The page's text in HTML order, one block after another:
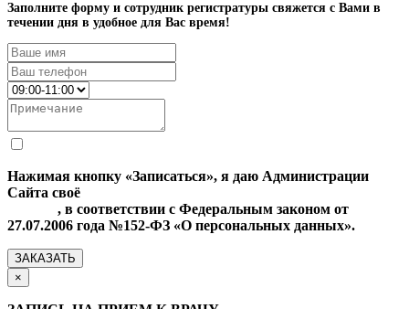
Заполните форму и сотрудник регистратуры свяжется с Вами в
течении дня в удобное для Вас время!
Нажимая кнопку «Записаться», я даю Администрации
Сайта своё
, в соответствии с Федеральным законом от
27.07.2006 года №152-ФЗ «О персональных данных».
ЗАКАЗАТЬ
×